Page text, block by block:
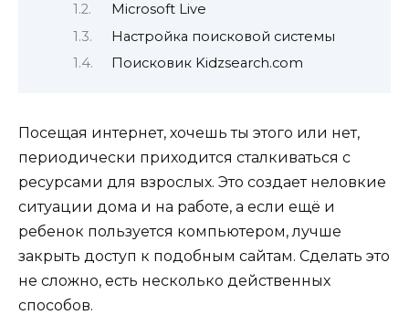
Microsoft Live
Настройка поисковой системы
Поисковик Kidzsearch.com
Посещая интернет, хочешь ты этого или нет,
периодически приходится сталкиваться с
ресурсами для взрослых. Это создает неловкие
ситуации дома и на работе, а если ещё и
ребенок пользуется компьютером, лучше
закрыть доступ к подобным сайтам. Сделать это
не сложно, есть несколько действенных
способов.